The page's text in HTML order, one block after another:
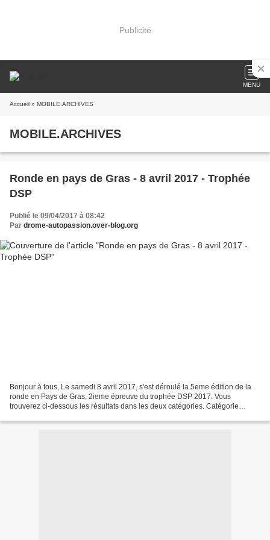
Publicité
MENU
Accueil » MOBILE.ARCHIVES
MOBILE.ARCHIVES
Ronde en pays de Gras - 8 avril 2017 - Trophée
DSP
Publié le 09/04/2017 à 08:42
Par drome-autopassion.over-blog.org
Bonjour à tous, Le samedi 8 avril 2017, s'est déroulé la 5eme édition de la
ronde en Pays de Gras, 2ieme épreuve du trophée DSP 2017. Vous
trouverez ci-dessous les résultats dans les deux catégories. Catégorie